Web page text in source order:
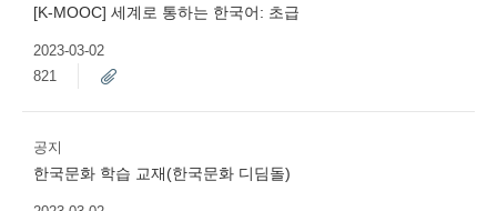
[K-MOOC] 세계로 통하는 한국어: 초급
2023-03-02
821
공지
한국문화 학습 교재(한국문화 디딤돌)